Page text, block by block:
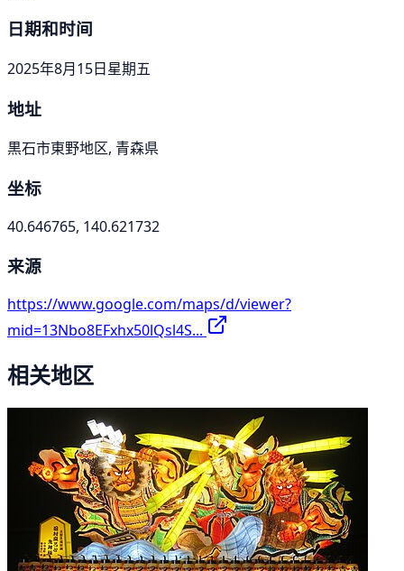
日期和时间
2025年8月15日星期五
地址
黒石市東野地区, 青森県
坐标
40.646765, 140.621732
来源
https://www.google.com/maps/d/viewer?
mid=13Nbo8EFxhx50lQsl4S...
相关地区